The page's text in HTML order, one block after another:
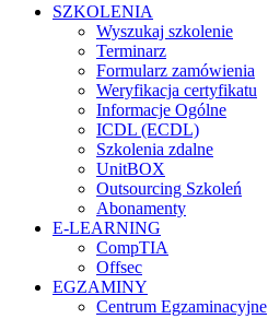
SZKOLENIA
Wyszukaj szkolenie
Terminarz
Formularz zamówienia
Weryfikacja certyfikatu
Informacje Ogólne
ICDL (ECDL)
Szkolenia zdalne
UnitBOX
Outsourcing Szkoleń
Abonamenty
E-LEARNING
CompTIA
Offsec
EGZAMINY
Centrum Egzaminacyjne